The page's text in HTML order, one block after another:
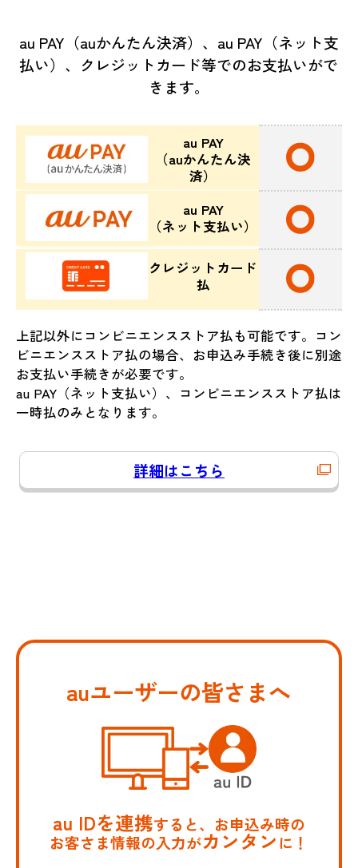
au PAY（auかんたん決済）、au PAY（ネット支
払い）、クレジットカード等でのお支払いがで
きます。
au PAY
（auかんたん決
済）
au PAY
（ネット支払い）
クレジットカード
払
上記以外にコンビニエンスストア払も可能です。コン
ビニエンスストア払の場合、お申込み手続き後に別途
お支払い手続きが必要です。
au PAY（ネット支払い）、コンビニエンスストア払は
一時払のみとなります。
詳細はこちら
auユーザーの皆さまへ
au IDを連携すると、お申込み時の
お客さま情報の入力がカンタンに！